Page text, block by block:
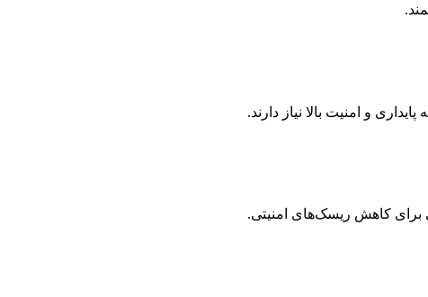
و امنیت بالا نیاز دارند.
کاهش ریسک‌های امنیتی.